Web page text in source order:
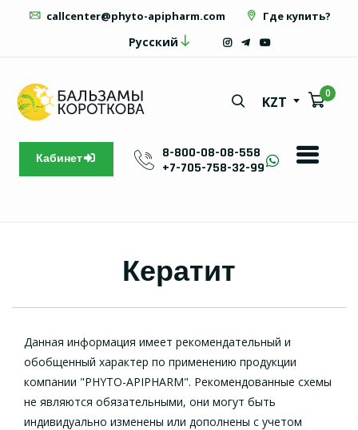
callcenter@phyto-apipharm.com Где купить?
Русский
KZT
0
Кабинет
8-800-08-08-558
+7-705-758-32-99
Кератит
Данная информация имеет рекомендательный и
обобщенный характер по применению продукции
компании "PHYTO-APIPHARM". Рекомендованные схемы
не являются обязательными, они могут быть
индивидуально изменены или дополнены с учетом